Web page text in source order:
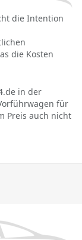
die Intention
die Kosten
in der
für
Preis auch nicht